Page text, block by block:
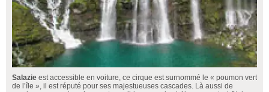
Salazie est accessible en voiture, ce cirque est surnommé le « poumon vert
de l’île », il est réputé pour ses majestueuses cascades. Là aussi de